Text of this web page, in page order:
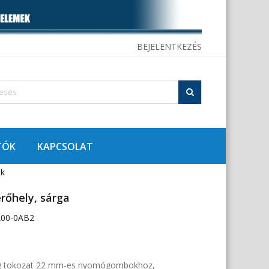
BEJELENTKEZÉS
KAPCSOLAT
sárga
0AB2
tokozat 22 mm-es nyomógombokhoz,